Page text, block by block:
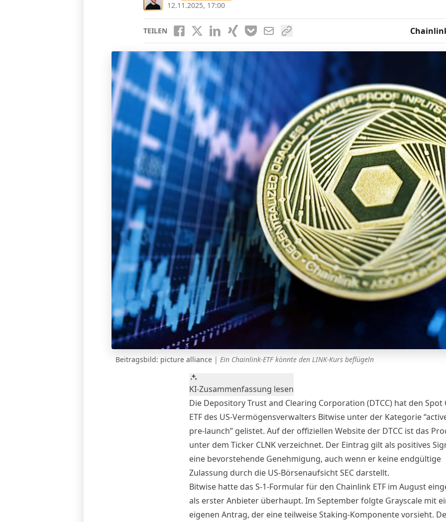
12.11.2025, 17:00
TEILEN
Beitragsbild: picture alliance | Ein Chainlink-ETF könnte den LINK-Kurs beflügeln
KI-Zusammenfassung lesen
Die Depository Trust and Clearing Corporation (DTCC) hat den Spot
ETF des US-Vermögensverwalters Bitwise unter der Kategorie
pre-launch” gelistet. Auf der offiziellen Website der DTCC ist das
unter dem Ticker CLNK verzeichnet. Der Eintrag gilt als positives
eine bevorstehende Genehmigung, auch wenn er keine endgültige
Zulassung durch die US-Börsenaufsicht SEC darstellt.
Bitwise hatte das S-1-Formular für den Chainlink ETF im August
als erster Anbieter überhaupt. Im September folgte Grayscale mit
eigenen Antrag, der eine teilweise Staking-Komponente vorsieht.